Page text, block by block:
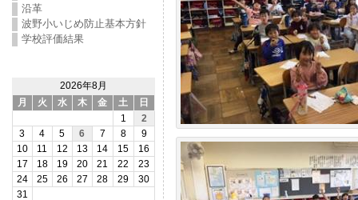
沿革
波野小いじめ防止基本方針
学校評価結果
2026年8月
月
火 水 木 金 土 日
1
2
3
4 5 6 7 8
9
10
11 12 13 14 15
16
17
18 19 20 21 22
23
24
25 26 27 28 29
30
31